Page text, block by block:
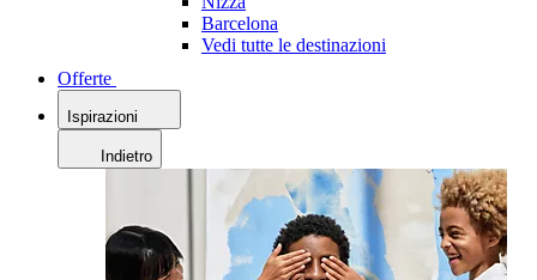
Barcelona
Vedi tutte le destinazioni
Offerte
Ispirazioni
Indietro